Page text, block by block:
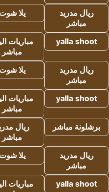
ريال مدريد
مباشر
يلا شوت
yalla shoot
مباريات
مباشر
ريال مدريد
مباشر
يلا شوت
yalla shoot
مباريات
مباشر
برشلونة مباشر
ريال
مباشر
ريال مدريد
مباشر
يلا شوت
yalla shoot
مباريات